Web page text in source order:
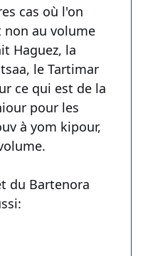
cas où l'on
non au volume
Haguez, la
le Tartimar
ce qui est de la
pour les
à yom kipour,
du Bartenora